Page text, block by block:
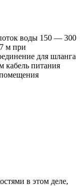
воды 150 — 300
м при
для шланга
кабель питания
в этом деле,